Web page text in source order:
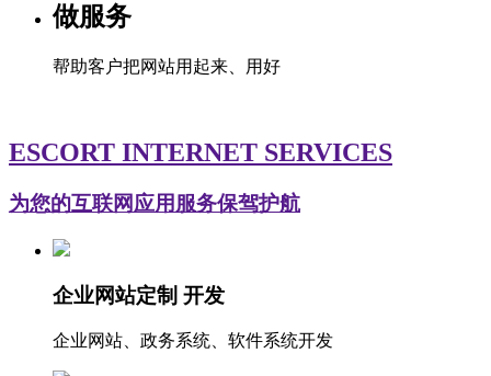
做服务
帮助客户把网站用起来、用好
ESCORT INTERNET SERVICES
为您的互联网应用服务保驾护航
企业网站定制 开发
企业网站、政务系统、软件系统开发